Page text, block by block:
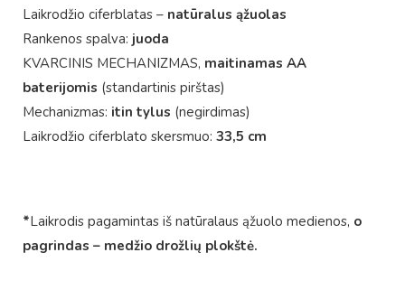
Laikrodžio ciferblatas – natūralus ąžuolas
Rankenos spalva: juoda
KVARCINIS MECHANIZMAS, maitinamas AA
baterijomis (standartinis pirštas)
Mechanizmas: itin tylus (negirdimas)
Laikrodžio ciferblato skersmuo: 33,5 cm
*Laikrodis pagamintas iš natūralaus ąžuolo medienos, o
pagrindas – medžio drožlių plokštė.